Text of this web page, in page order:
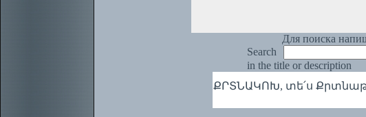
Для поиска
Search
in the title or description
ՔՐՏՆԱԿՈԽ, տե՛ս